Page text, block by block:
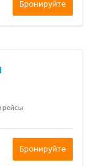
Бронируйте
рейсы
Бронируйте